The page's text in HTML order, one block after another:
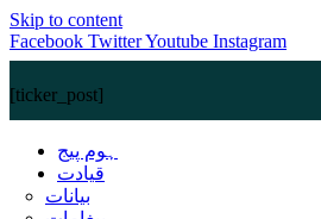
Skip to content
Facebook TwitterYoutube Instagram
[ticker_post]
ہوم پیج
قیادت
بیانات